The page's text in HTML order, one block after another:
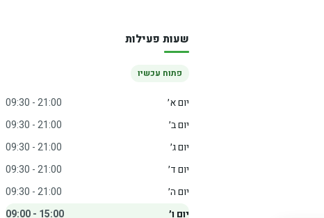
שעות פעילות
פתוח עכשיו
יום א׳
09:30 - 21:00
יום ב׳
09:30 - 21:00
יום ג׳
09:30 - 21:00
יום ד׳
09:30 - 21:00
יום ה׳
09:30 - 21:00
יום ו׳
09:00 - 15:00